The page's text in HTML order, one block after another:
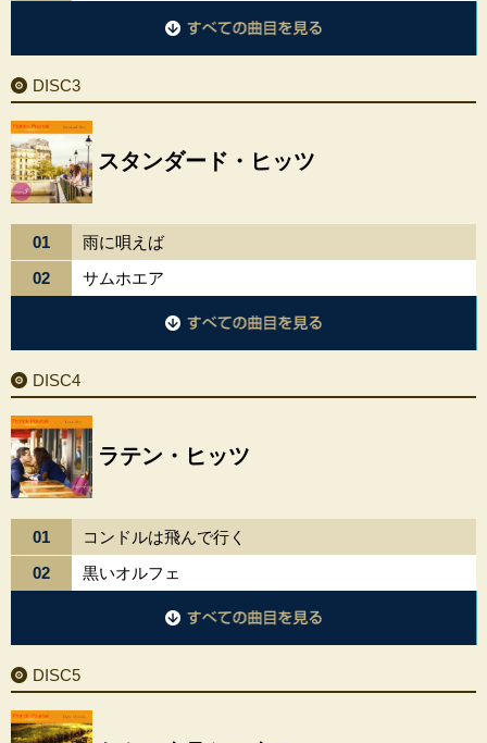
DISC3
スタンダード・ヒッツ
01
雨に唄えば
02
サムホエア
DISC4
ラテン・ヒッツ
01
コンドルは飛んで行く
02
黒いオルフェ
DISC5